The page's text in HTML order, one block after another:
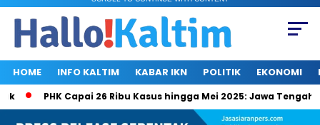
HOME INFO KALTIM KABAR IKN POLITIK EKONOMI
PHK Capai 26 Ribu Kasus hingga Mei 2025: Jawa